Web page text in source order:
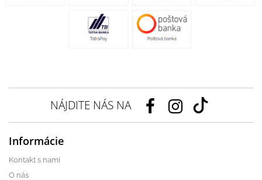
NÁJDITE NÁS NA
Informácie
Kontakt s nami
O nás